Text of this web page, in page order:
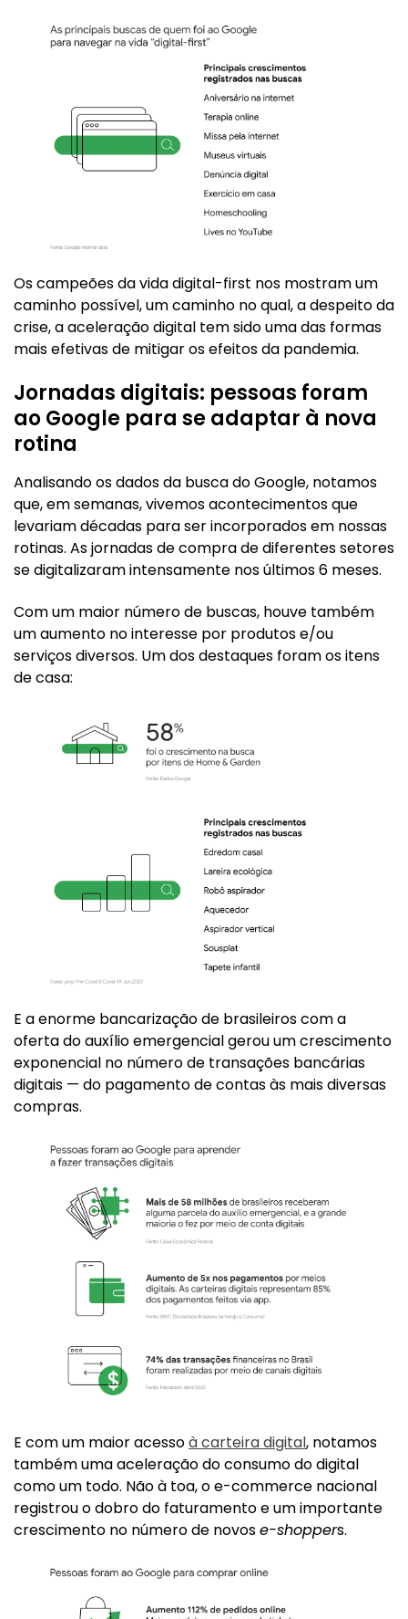
Os campeões da vida digital-first nos mostram um
caminho possível, um caminho no qual, a despeito da
crise, a aceleração digital tem sido uma das formas
mais efetivas de mitigar os efeitos da pandemia.
Jornadas digitais: pessoas foram
ao Google para se adaptar à nova
rotina
Analisando os dados da busca do Google, notamos
que, em semanas, vivemos acontecimentos que
levariam décadas para ser incorporados em nossas
rotinas. As jornadas de compra de diferentes setores
se digitalizaram intensamente nos últimos 6 meses.
Com um maior número de buscas, houve também
um aumento no interesse por produtos e/ou
serviços diversos. Um dos destaques foram os itens
de casa:
E a enorme bancarização de brasileiros com a
oferta do auxílio emergencial gerou um crescimento
exponencial no número de transações bancárias
digitais — do pagamento de contas às mais diversas
compras.
E com um maior acessoà carteira digital, notamos
também uma aceleração do consumo do digital
como um todo. Não à toa, o e-commerce nacional
registrou o dobro do faturamento e um importante
crescimento no número de novose-shoppers.